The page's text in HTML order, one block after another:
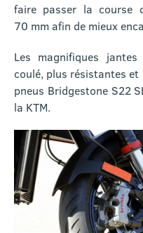
faire passer la course
70 mm afin de mieux
Les magnifiques
coulé, plus résistantes et
pneus Bridgestone S22
la KTM.